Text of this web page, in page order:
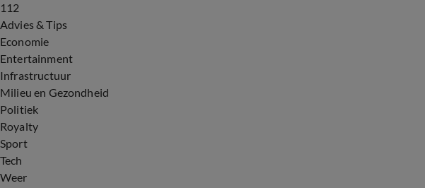
112
Advies & Tips
Economie
Entertainment
Infrastructuur
Milieu en Gezondheid
Politiek
Royalty
Sport
Tech
Weer